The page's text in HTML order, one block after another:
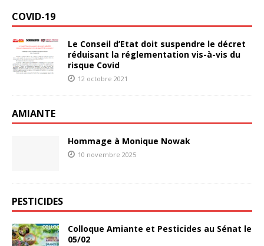
COVID-19
Le Conseil d’Etat doit suspendre le décret
réduisant la réglementation vis-à-vis du
risque Covid
12 octobre 2021
AMIANTE
Hommage à Monique Nowak
10 novembre 2025
PESTICIDES
Colloque Amiante et Pesticides au Sénat le
05/02